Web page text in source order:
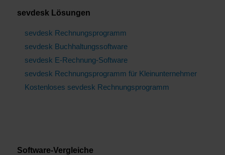
sevdesk Lösungen
sevdesk Rechnungsprogramm
sevdesk Buchhaltungssoftware
sevdesk E-Rechnung-Software
sevdesk Rechnungsprogramm für Kleinunternehmer
Kostenloses sevdesk Rechnungsprogramm
Software-Vergleiche